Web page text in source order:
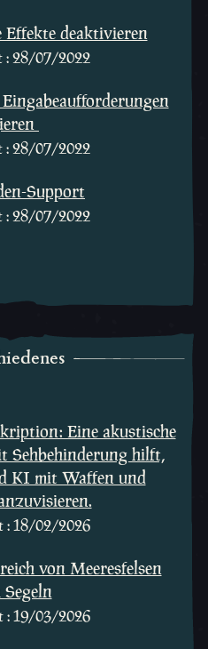
Effekte deaktivieren
: 28/07/2022
: 28/07/2022
Support
: 28/07/2022
Eine akustische
Sehbehinderung hilft,
KI mit Waffen und
: 18/02/2026
von Meeresfelsen
Segeln
: 19/03/2026